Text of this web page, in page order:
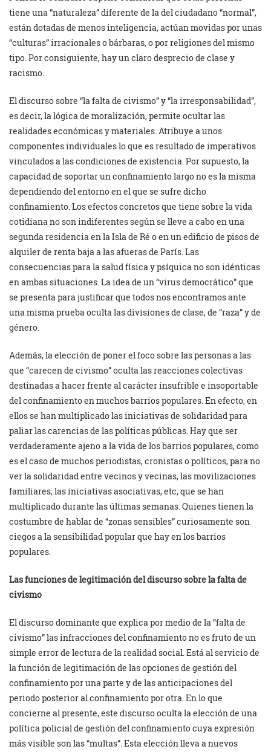
tiene una “naturaleza” diferente de la del ciudadano “normal”,
están dotadas de menos inteligencia, actúan movidas por unas
“culturas” irracionales o bárbaras, o por religiones del mismo
tipo. Por consiguiente, hay un claro desprecio de clase y
racismo.
El discurso sobre “la falta de civismo” y “la irresponsabilidad”,
es decir, la lógica de moralización, permite ocultar las
realidades económicas y materiales. Atribuye a unos
componentes individuales lo que es resultado de imperativos
vinculados a las condiciones de existencia. Por supuesto, la
capacidad de soportar un confinamiento largo no es la misma
dependiendo del entorno en el que se sufre dicho
confinamiento. Los efectos concretos que tiene sobre la vida
cotidiana no son indiferentes según se lleve a cabo en una
segunda residencia en la Isla de Ré o en un edificio de pisos de
alquiler de renta baja a las afueras de París. Las
consecuencias para la salud física y psíquica no son idénticas
en ambas situaciones. La idea de un “virus democrático” que
se presenta para justificar que todos nos encontramos ante
una misma prueba oculta las divisiones de clase, de “raza” y de
género.
Además, la elección de poner el foco sobre las personas a las
que “carecen de civismo” oculta las reacciones colectivas
destinadas a hacer frente al carácter insufrible e insoportable
del confinamiento en muchos barrios populares. En efecto, en
ellos se han multiplicado las iniciativas de solidaridad para
paliar las carencias de las políticas públicas. Hay que ser
verdaderamente ajeno a la vida de los barrios populares, como
es el caso de muchos periodistas, cronistas o políticos, para no
ver la solidaridad entre vecinos y vecinas, las movilizaciones
familiares, las iniciativas asociativas, etc, que se han
multiplicado durante las últimas semanas. Quienes tienen la
costumbre de hablar de “zonas sensibles” curiosamente son
ciegos a la sensibilidad popular que hay en los barrios
populares.
Las funciones de legitimación del discurso sobre la falta de
civismo
El discurso dominante que explica por medio de la “falta de
civismo” las infracciones del confinamiento no es fruto de un
simple error de lectura de la realidad social. Está al servicio de
la función de legitimación de las opciones de gestión del
confinamiento por una parte y de las anticipaciones del
periodo posterior al confinamiento por otra. En lo que
concierne al presente, este discurso oculta la elección de una
política policial de gestión del confinamiento cuya expresión
más visible son las “multas”. Esta elección lleva a nuevos